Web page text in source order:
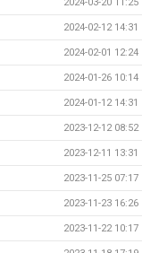
2024-02-12 14:31
2024-02-01 12:24
2024-01-26 10:14
2024-01-12 14:31
2023-12-12 08:52
2023-12-11 13:31
2023-11-25 07:17
2023-11-23 16:26
2023-11-22 10:17